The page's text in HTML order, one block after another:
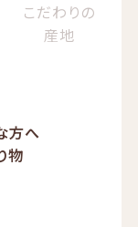
こだわりの
産地
方へ
物